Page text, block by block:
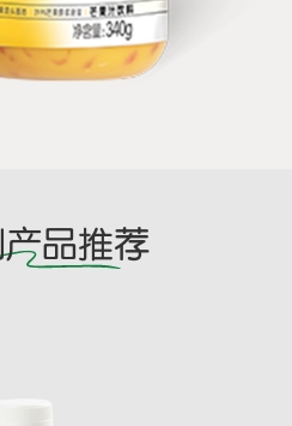
品推荐